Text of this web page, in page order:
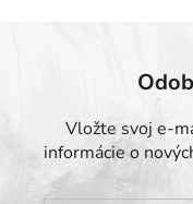
Vložte svoj e-
informácie o